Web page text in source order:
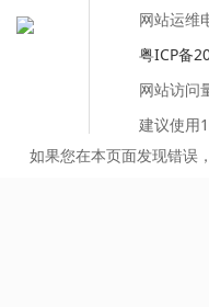
网站运维
粤ICP备
网站访问
建议使用
如果您在本页面发现错误